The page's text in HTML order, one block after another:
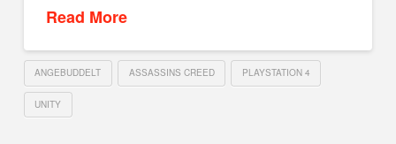
Read More
ANGEBUDDELT ASSASSINS CREED PLAYSTATION 4
UNITY